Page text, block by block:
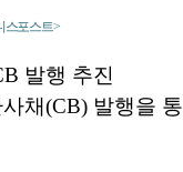
스포스트>
발행 추진
채(CB) 발행을